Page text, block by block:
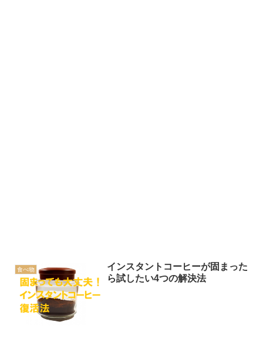
食べ物
インスタントコーヒーが固まった
ら試したい4つの解決法